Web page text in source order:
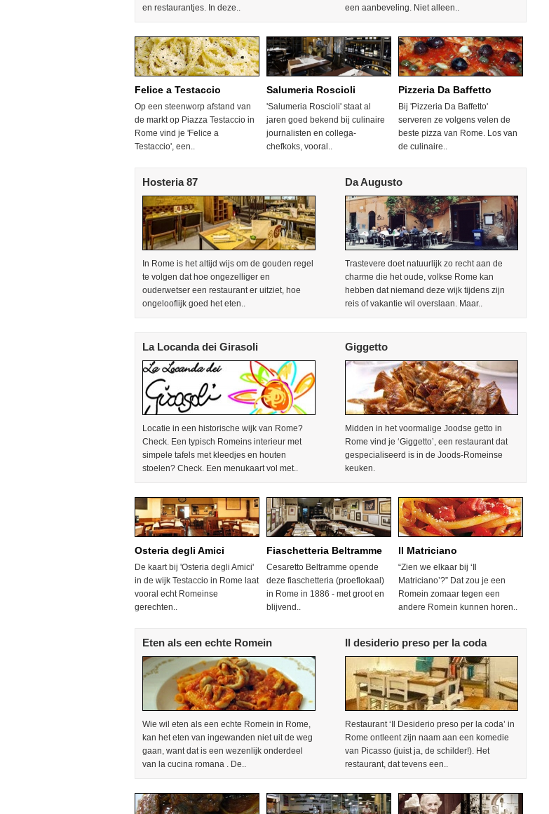
en restaurantjes. In deze..
een aanbeveling. Niet alleen..
Felice a Testaccio
Op een steenworp afstand van
de markt op Piazza Testaccio in
Rome vind je 'Felice a
Testaccio', een..
Salumeria Roscioli
'Salumeria Roscioli' staat al
jaren goed bekend bij culinaire
journalisten en collega-
chefkoks, vooral..
Pizzeria Da Baffetto
Bij 'Pizzeria Da Baffetto'
serveren ze volgens velen de
beste pizza van Rome. Los van
de culinaire..
Hosteria 87
In Rome is het altijd wijs om de gouden regel
te volgen dat hoe ongezelliger en
ouderwetser een restaurant er uitziet, hoe
ongelooflijk goed het eten..
Da Augusto
Trastevere doet natuurlijk zo recht aan de
charme die het oude, volkse Rome kan
hebben dat niemand deze wijk tijdens zijn
reis of vakantie wil overslaan. Maar..
La Locanda dei Girasoli
Locatie in een historische wijk van Rome?
Check. Een typisch Romeins interieur met
simpele tafels met kleedjes en houten
stoelen? Check. Een menukaart vol met..
Giggetto
Midden in het voormalige Joodse getto in
Rome vind je ‘Giggetto’, een restaurant dat
gespecialiseerd is in de Joods-Romeinse
keuken.
Osteria degli Amici
De kaart bij 'Osteria degli Amici'
in de wijk Testaccio in Rome laat
vooral echt Romeinse
gerechten..
Fiaschetteria Beltramme
Cesaretto Beltramme opende
deze fiaschetteria (proeflokaal)
in Rome in 1886 - met groot en
blijvend..
Il Matriciano
“Zien we elkaar bij ‘Il
Matriciano’?” Dat zou je een
Romein zomaar tegen een
andere Romein kunnen horen..
Eten als een echte Romein
Wie wil eten als een echte Romein in Rome,
kan het eten van ingewanden niet uit de weg
gaan, want dat is een wezenlijk onderdeel
van la cucina romana . De..
Il desiderio preso per la coda
Restaurant ‘Il Desiderio preso per la coda’ in
Rome ontleent zijn naam aan een komedie
van Picasso (juist ja, de schilder!). Het
restaurant, dat tevens een..